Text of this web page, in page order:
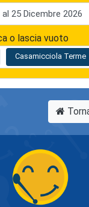
o lascia vuoto
Casamicciola Terme